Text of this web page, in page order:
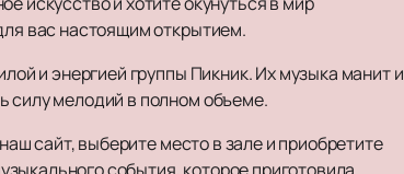
вас настоящим открытием.
и энергией группы Пикник. Их музыка манит и
силу мелодий в полном объеме.
сайт, выберите место в зале и приобретите